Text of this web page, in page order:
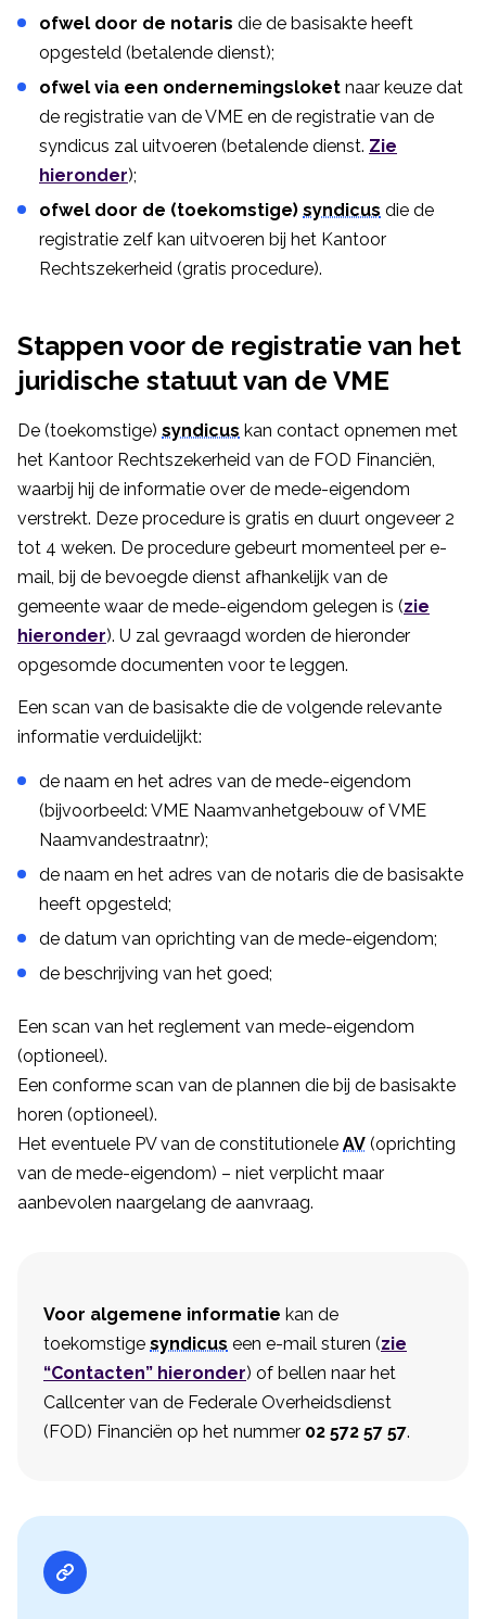
ofwel door de notaris die de basisakte heeft
opgesteld (betalende dienst);
ofwel via een ondernemingsloket naar keuze dat
de registratie van de VME en de registratie van de
syndicus zal uitvoeren (betalende dienst. Zie
hieronder);
ofwel door de (toekomstige) syndicus die de
registratie zelf kan uitvoeren bij het Kantoor
Rechtszekerheid (gratis procedure).
Stappen voor de registratie van het
juridische statuut van de VME
De (toekomstige) syndicus kan contact opnemen met
het Kantoor Rechtszekerheid van de FOD Financiën,
waarbij hij de informatie over de mede-eigendom
verstrekt. Deze procedure is gratis en duurt ongeveer 2
tot 4 weken. De procedure gebeurt momenteel per e-
mail, bij de bevoegde dienst afhankelijk van de
gemeente waar de mede-eigendom gelegen is (zie
hieronder). U zal gevraagd worden de hieronder
opgesomde documenten voor te leggen.
Een scan van de basisakte die de volgende relevante
informatie verduidelijkt:
de naam en het adres van de mede-eigendom
(bijvoorbeeld: VME Naamvanhetgebouw of VME
Naamvandestraatnr);
de naam en het adres van de notaris die de basisakte
heeft opgesteld;
de datum van oprichting van de mede-eigendom;
de beschrijving van het goed;
Een scan van het reglement van mede-eigendom
(optioneel).
Een conforme scan van de plannen die bij de basisakte
horen (optioneel).
Het eventuele PV van de constitutionele AV (oprichting
van de mede-eigendom) – niet verplicht maar
aanbevolen naargelang de aanvraag.
Voor algemene informatie kan de
toekomstige syndicus een e-mail sturen (zie
“Contacten” hieronder) of bellen naar het
Callcenter van de Federale Overheidsdienst
(FOD) Financiën op het nummer 02 572 57 57.